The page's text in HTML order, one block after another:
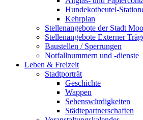
Hundekotbeutel-
Kehrplan
Stellenangebote der Stadt
Stellenangebote Externer
Baustellen / Sperrungen
Notfallnummern und -dienste
Leben & Freizeit
Stadtporträt
Geschichte
Wappen
Sehenswürdigkeiten
Städtepartnerschaften